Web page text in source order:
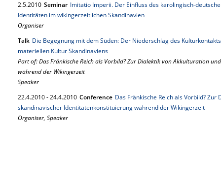
2.5.2010 Seminar Imitatio Imperii. Der Einfluss des karolingisch-
Identitäten im wikingerzeitlichen Skandinavien
Organiser
Talk Die Begegnung mit dem Süden: Der Niederschlag des
materiellen Kultur Skandinaviens
Part of: Das Fränkische Reich als Vorbild? Zur Dialektik von Akkulturation
während der Wikingerzeit
Speaker
22.4.2010-24.4.2010 Conference Das Fränkische Reich als Vorbild?
skandinavischer Identitätenkonstituierung während der Wikingerzeit
Organiser, Speaker